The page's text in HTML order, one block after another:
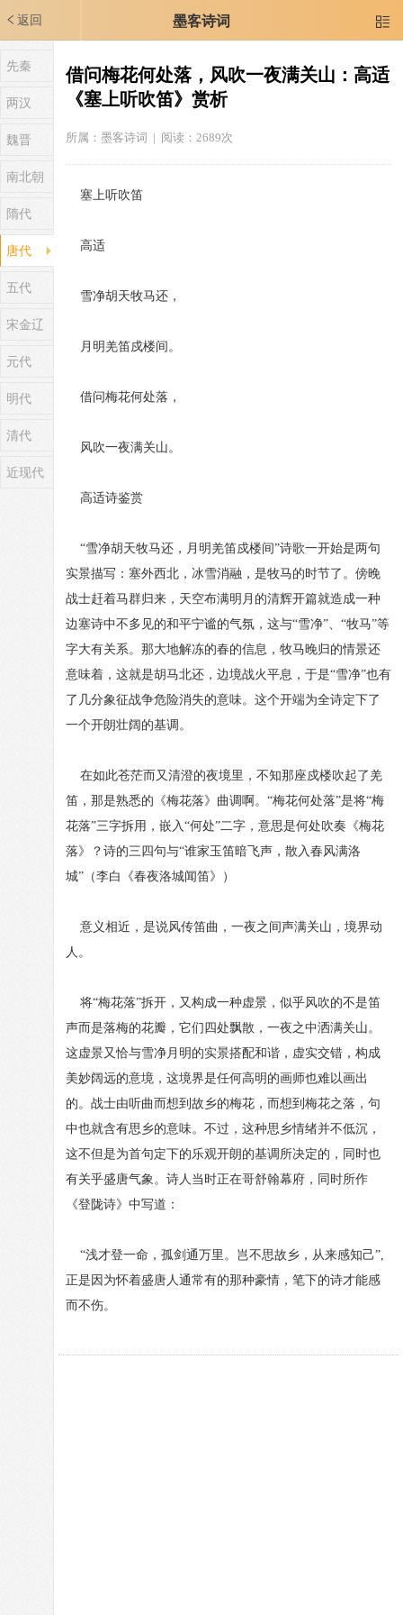
返回 墨客诗词 
先秦
两汉
魏晋
南北朝
隋代
唐代
五代
宋金辽
元代
明代
清代
近现代
借问梅花何处落，风吹一夜满关山：高适
《塞上听吹笛》赏析
所属： 墨客诗词 | 阅读：2689次
塞上听吹笛
高适
雪净胡天牧马还，
月明羌笛戍楼间。
借问梅花何处落，
风吹一夜满关山。
高适诗鉴赏
“雪净胡天牧马还，月明羌笛戍楼间”诗歌一开始是两句
实景描写：塞外西北，冰雪消融，是牧马的时节了。傍晚
战士赶着马群归来，天空布满明月的清辉开篇就造成一种
边塞诗中不多见的和平宁谧的气氛，这与“雪净”、“牧马”等
字大有关系。那大地解冻的春的信息，牧马晚归的情景还
意味着，这就是胡马北还，边境战火平息，于是“雪净”也有
了几分象征战争危险消失的意味。这个开端为全诗定下了
一个开朗壮阔的基调。
在如此苍茫而又清澄的夜境里，不知那座戍楼吹起了羌
笛，那是熟悉的《梅花落》曲调啊。“梅花何处落”是将“梅
花落”三字拆用，嵌入“何处”二字，意思是何处吹奏《梅花
落》？诗的三四句与“谁家玉笛暗飞声，散入春风满洛
城”（李白《春夜洛城闻笛》）
意义相近，是说风传笛曲，一夜之间声满关山，境界动
人。
将“梅花落”拆开，又构成一种虚景，似乎风吹的不是笛
声而是落梅的花瓣，它们四处飘散，一夜之中洒满关山。
这虚景又恰与雪净月明的实景搭配和谐，虚实交错，构成
美妙阔远的意境，这境界是任何高明的画师也难以画出
的。战士由听曲而想到故乡的梅花，而想到梅花之落，句
中也就含有思乡的意味。不过，这种思乡情绪并不低沉，
这不但是为首句定下的乐观开朗的基调所决定的，同时也
有关乎盛唐气象。诗人当时正在哥舒翰幕府，同时所作
《登陇诗》中写道：
“浅才登一命，孤剑通万里。岂不思故乡，从来感知己”,
正是因为怀着盛唐人通常有的那种豪情，笔下的诗才能感
而不伤。